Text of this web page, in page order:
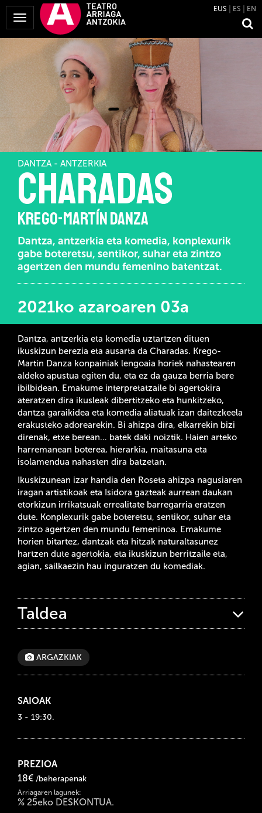
Menua
erakutsi
EUS ES EN
DANTZA - ANTZERKIA
CHARADAS
KREGO-MARTÍN DANZA
Dantza, antzerkia eta komedia, konplexurik
gabe boteretsu, sentikor, suhar eta zintzo
agertzen den mundu femenino batentzat.
2021ko azaroaren 03a
Dantza, antzerkia eta komedia uztartzen dituen
ikuskizun berezia eta ausarta da Charadas. Krego-
Martin Danza konpainiak lengoaia horiek nahastearen
aldeko apustua egiten du, eta ez da gauza berria bere
ibilbidean. Emakume interpretatzaile bi agertokira
ateratzen dira ikusleak dibertitzeko eta hunkitzeko,
dantza garaikidea eta komedia aliatuak izan daitezkeela
erakusteko adorearekin. Bi ahizpa dira, elkarrekin bizi
direnak, etxe berean… batek daki noiztik. Haien arteko
harremanean boterea, hierarkia, maitasuna eta
isolamendua nahasten dira batzetan.
Ikuskizunean izar handia den Roseta ahizpa nagusiaren
iragan artistikoak eta Isidora gazteak aurrean daukan
etorkizun irrikatsuak errealitate barregarria eratzen
dute. Konplexurik gabe boteretsu, sentikor, suhar eta
zintzo agertzen den mundu femeninoa. Emakume
horien bitartez, dantzak eta hitzak naturaltasunez
hartzen dute agertokia, eta ikuskizun berritzaile eta,
agian, sailkaezin hau inguratzen du komediak.
Taldea
ARGAZKIAK
SAIOAK
3 - 19:30.
PREZIOA
18€ /beherapenak
Arriagaren lagunek:
% 25eko DESKONTUA.